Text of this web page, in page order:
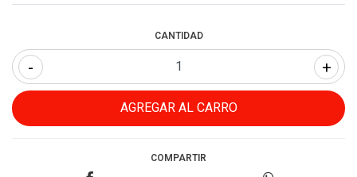
CANTIDAD
+
-
COMPARTIR